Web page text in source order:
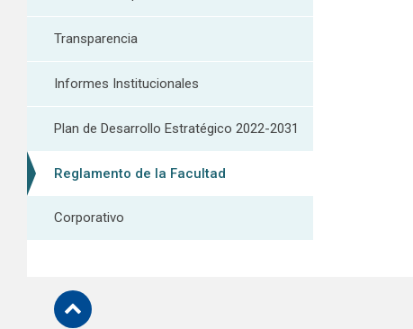
Transparencia
Informes Institucionales
Plan de Desarrollo Estratégico 2022-2031
Reglamento de la Facultad
Corporativo